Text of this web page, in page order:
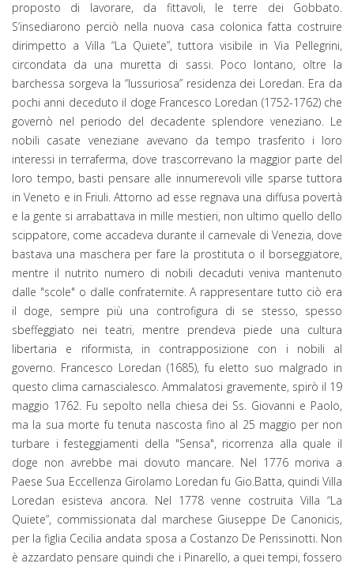
proposto di lavorare, da fittavoli, le terre dei Gobbato.
S’insediarono perciò nella nuova casa colonica fatta costruire
dirimpetto a Villa “La Quiete”, tuttora visibile in Via Pellegrini,
circondata da una muretta di sassi. Poco lontano, oltre la
barchessa sorgeva la “lussuriosa” residenza dei Loredan. Era da
pochi anni deceduto il doge Francesco Loredan (1752-1762) che
governò nel periodo del decadente splendore veneziano. Le
nobili casate veneziane avevano da tempo trasferito i loro
interessi in terraferma, dove trascorrevano la maggior parte del
loro tempo, basti pensare alle innumerevoli ville sparse tuttora
in Veneto e in Friuli. Attorno ad esse regnava una diffusa povertà
e la gente si arrabattava in mille mestieri, non ultimo quello dello
scippatore, come accadeva durante il carnevale di Venezia, dove
bastava una maschera per fare la prostituta o il borseggiatore,
mentre il nutrito numero di nobili decaduti veniva mantenuto
dalle "scole" o dalle confraternite. A rappresentare tutto ciò era
il doge, sempre più una controfigura di se stesso, spesso
sbeffeggiato nei teatri, mentre prendeva piede una cultura
libertaria e riformista, in contrapposizione con i nobili al
governo. Francesco Loredan (1685), fu eletto suo malgrado in
questo clima carnascialesco. Ammalatosi gravemente, spirò il 19
maggio 1762. Fu sepolto nella chiesa dei Ss. Giovanni e Paolo,
ma la sua morte fu tenuta nascosta fino al 25 maggio per non
turbare i festeggiamenti della "Sensa", ricorrenza alla quale il
doge non avrebbe mai dovuto mancare. Nel 1776 moriva a
Paese Sua Eccellenza Girolamo Loredan fu Gio.Batta, quindi Villa
Loredan esisteva ancora. Nel 1778 venne costruita Villa “La
Quiete”, commissionata dal marchese Giuseppe De Canonicis,
per la figlia Cecilia andata sposa a Costanzo De Perissinotti. Non
è azzardato pensare quindi che i Pinarello, a quei tempi, fossero